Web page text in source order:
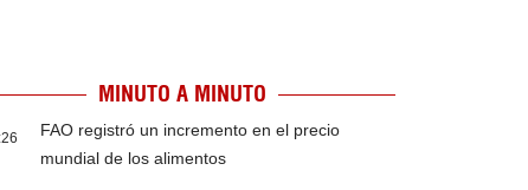
MINUTO A MINUTO
FAO registró un incremento en el precio
mundial de los alimentos